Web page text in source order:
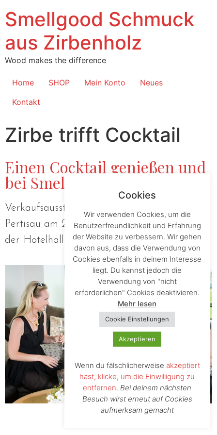
Smellgood Schmuck
aus Zirbenholz
Wood makes the difference
Home SHOP Mein Konto
Neues
Kontakt
Zirbe trifft Cocktail
Einen Cocktail genießen und
bei Smellgood einkaufen.
Verkaufsausstellung im Hotel
Pertisau am 28.02.2024 von 19:30 bis 21:30 in
der Hotelhalle.
Cookies
Wir verwenden Cookies, um die
Benutzerfreundlichkeit und Erfahrung
der Website zu verbessern. Wir gehen
davon aus, dass die Verwendung von
Cookies ebenfalls in deinem Interesse
liegt. Du kannst jedoch die
Verwendung von "nicht
erforderlichen" Cookies deaktivieren.
Mehr lesen
Cookie Einstellungen
Akzeptieren
Wenn du fälschlicherweise akzeptiert
hast, klicke, um die Einwilligung zu
entfernen. Bei deinem nächsten
Besuch wirst erneut auf Cookies
aufmerksam gemacht